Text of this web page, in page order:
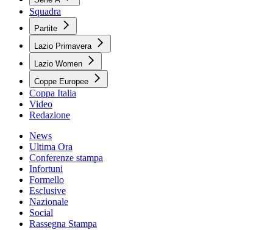
Squadra
Partite
Lazio Primavera
Lazio Women
Coppe Europee
Coppa Italia
Video
Redazione
News
Ultima Ora
Conferenze stampa
Infortuni
Formello
Esclusive
Nazionale
Social
Rassegna Stampa